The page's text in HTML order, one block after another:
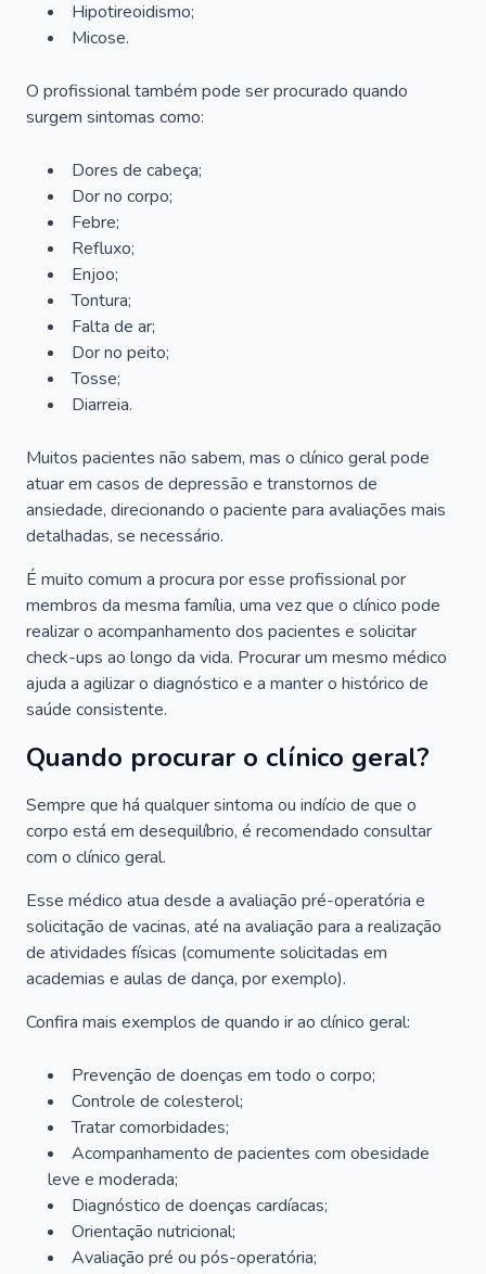
Hipotireoidismo;
Micose.
O profissional também pode ser procurado quando
surgem sintomas como:
Dores de cabeça;
Dor no corpo;
Febre;
Refluxo;
Enjoo;
Tontura;
Falta de ar;
Dor no peito;
Tosse;
Diarreia.
Muitos pacientes não sabem, mas o clínico geral pode
atuar em casos de depressão e transtornos de
ansiedade, direcionando o paciente para avaliações mais
detalhadas, se necessário.
É muito comum a procura por esse profissional por
membros da mesma família, uma vez que o clínico pode
realizar o acompanhamento dos pacientes e solicitar
check-ups ao longo da vida. Procurar um mesmo médico
ajuda a agilizar o diagnóstico e a manter o histórico de
saúde consistente.
Quando procurar o clínico geral?
Sempre que há qualquer sintoma ou indício de que o
corpo está em desequilíbrio, é recomendado consultar
com o clínico geral.
Esse médico atua desde a avaliação pré-operatória e
solicitação de vacinas, até na avaliação para a realização
de atividades físicas (comumente solicitadas em
academias e aulas de dança, por exemplo).
Confira mais exemplos de quando ir ao clínico geral:
Prevenção de doenças em todo o corpo;
Controle de colesterol;
Tratar comorbidades;
Acompanhamento de pacientes com obesidade
leve e moderada;
Diagnóstico de doenças cardíacas;
Orientação nutricional;
Avaliação pré ou pós-operatória;